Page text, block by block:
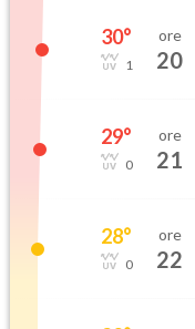
30°
1
ore
20
29°
0
ore
21
28°
0
ore
22